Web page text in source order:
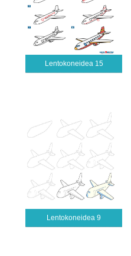
Lentokoneidea 15
Lentokoneidea 9